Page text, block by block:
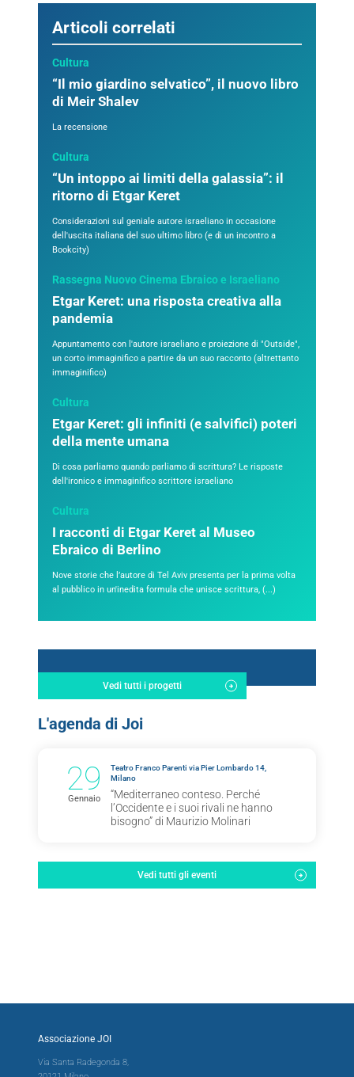
Articoli correlati
Cultura
“Il mio giardino selvatico”, il nuovo libro
di Meir Shalev
La recensione
Cultura
“Un intoppo ai limiti della galassia”: il
ritorno di Etgar Keret
Considerazioni sul geniale autore israeliano in occasione
dell'uscita italiana del suo ultimo libro (e di un incontro a
Bookcity)
Rassegna Nuovo Cinema Ebraico e Israeliano
Etgar Keret: una risposta creativa alla
pandemia
Appuntamento con l'autore israeliano e proiezione di "Outside",
un corto immaginifico a partire da un suo racconto (altrettanto
immaginifico)
Cultura
Etgar Keret: gli infiniti (e salvifici) poteri
della mente umana
Di cosa parliamo quando parliamo di scrittura? Le risposte
dell'ironico e immaginifico scrittore israeliano
Cultura
I racconti di Etgar Keret al Museo
Ebraico di Berlino
Nove storie che l’autore di Tel Aviv presenta per la prima volta
al pubblico in un'inedita formula che unisce scrittura, (...)
Vedi tutti i progetti
L'agenda di Joi
29
Gennaio
Teatro Franco Parenti via Pier Lombardo 14,
Milano
“Mediterraneo conteso. Perché
l’Occidente e i suoi rivali ne hanno
bisogno” di Maurizio Molinari
Vedi tutti gli eventi
Associazione JOI
Via Santa Radegonda 8,